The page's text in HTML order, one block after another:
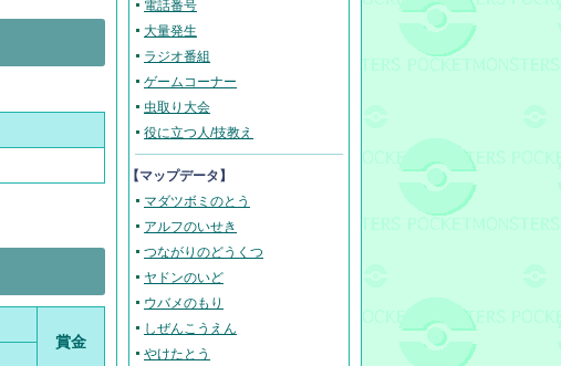
賞金
電話番号
大量発生
ラジオ番組
ゲームコーナー
虫取り大会
役に立つ人/技教え
【マップデータ】
マダツボミのとう
アルフのいせき
つながりのどうくつ
ヤドンのいど
ウバメのもり
しぜんこうえん
やけたとう